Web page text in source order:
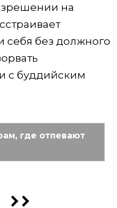
на
себя без должного
с буддийским
где отпевают